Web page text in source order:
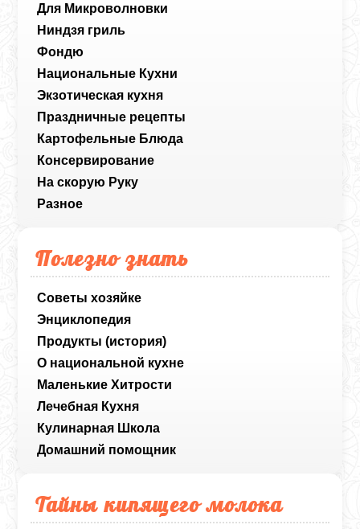
Для Микроволновки
Ниндзя гриль
Фондю
Национальные Кухни
Экзотическая кухня
Праздничные рецепты
Картофельные Блюда
Консервирование
На скорую Руку
Разное
Полезно знать
Советы хозяйке
Энциклопедия
Продукты (история)
О национальной кухне
Маленькие Хитрости
Лечебная Кухня
Кулинарная Школа
Домашний помощник
Тайны кипящего молока